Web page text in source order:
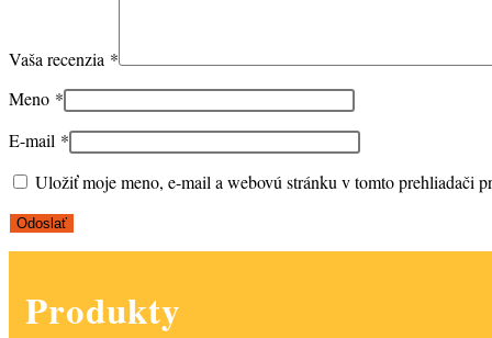
Vaša recenzia *
Meno *
E-mail *
Uložiť moje meno, e-mail a webovú stránku v tomto prehliadači
Produkty